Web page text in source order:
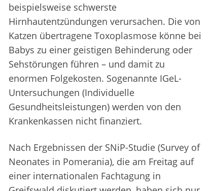
beispielsweise schwerste
Hirnhautentzündungen verursachen. Die von
Katzen übertragene Toxoplasmose könne bei
Babys zu einer geistigen Behinderung oder
Sehstörungen führen – und damit zu
enormen Folgekosten. Sogenannte IGeL-
Untersuchungen (Individuelle
Gesundheitsleistungen) werden von den
Krankenkassen nicht finanziert.
Nach Ergebnissen der SNiP-Studie (Survey of
Neonates in Pomerania), die am Freitag auf
einer internationalen Fachtagung in